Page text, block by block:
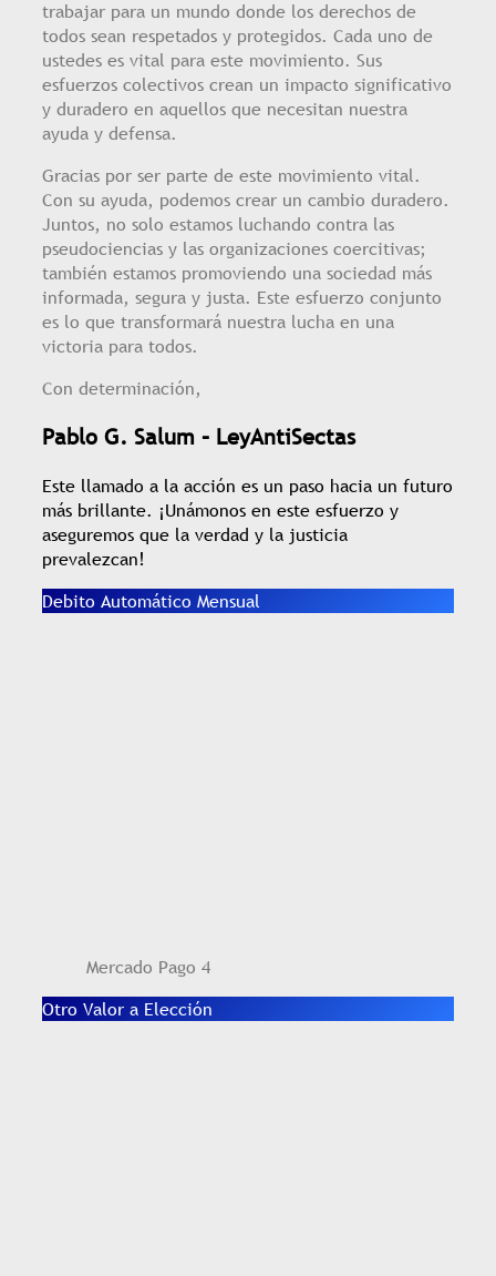
trabajar para un mundo donde los derechos de
todos sean respetados y protegidos. Cada uno de
ustedes es vital para este movimiento. Sus
esfuerzos colectivos crean un impacto significativo
y duradero en aquellos que necesitan nuestra
ayuda y defensa.
Gracias por ser parte de este movimiento vital.
Con su ayuda, podemos crear un cambio duradero.
Juntos, no solo estamos luchando contra las
pseudociencias y las organizaciones coercitivas;
también estamos promoviendo una sociedad más
informada, segura y justa. Este esfuerzo conjunto
es lo que transformará nuestra lucha en una
victoria para todos.
Con determinación,
Pablo G. Salum – LeyAntiSectas
Este llamado a la acción es un paso hacia un futuro
más brillante. ¡Unámonos en este esfuerzo y
aseguremos que la verdad y la justicia
prevalezcan!
Debito Automático Mensual
Mercado Pago 4
Otro Valor a Elección